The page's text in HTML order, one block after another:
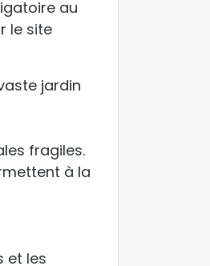
au
le site
jardin
fragiles.
à la
et les